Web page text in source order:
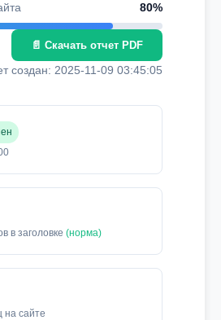
80%
📄 Скачать отчет PDF
создан: 2025-11-09 03:45:05
в заголовке (норма)
на сайте